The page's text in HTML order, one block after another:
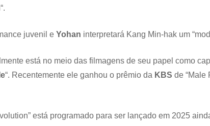
“.
juvenil e Yohan interpretará Kang Min-hak um
está no meio das filmagens de seu papel como
“. Recentemente ele ganhou o prêmio da KBS de “Male
está programado para ser lançado em 2025